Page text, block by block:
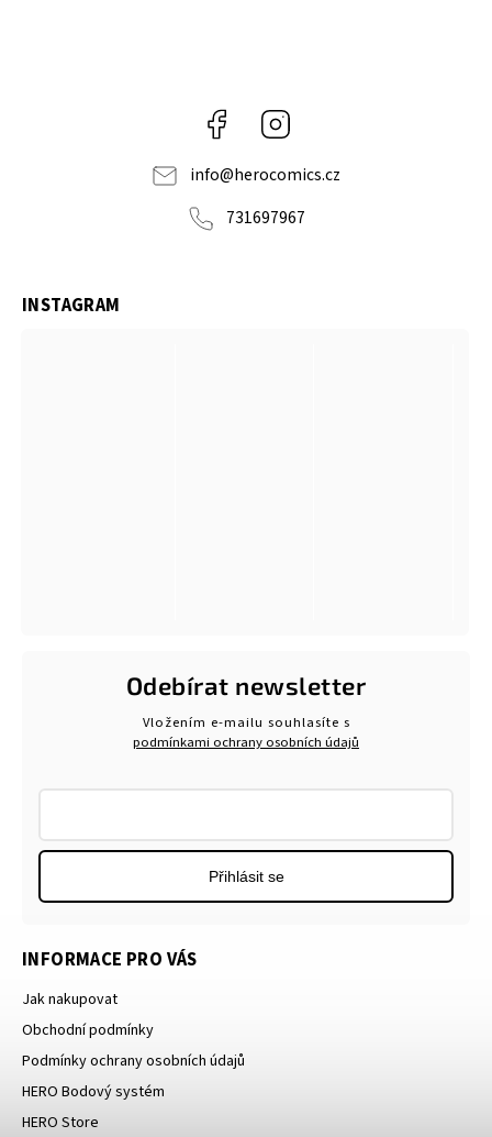
Facebook
info@herocomics.cz
731697967
INFORMACE PRO VÁS
Jak nakupovat
Obchodní podmínky
Podmínky ochrany osobních údajů
HERO Bodový systém
HERO Store
INSTAGRAM
Odebírat newsletter
Vložením e-mailu souhlasíte s
podmínkami ochrany osobních údajů
Přihlásit se